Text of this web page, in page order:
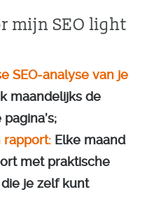
mijn SEO light
SEO-analyse van je
maandelijks de
rapport: Elke maand
met praktische
je zelf kunt